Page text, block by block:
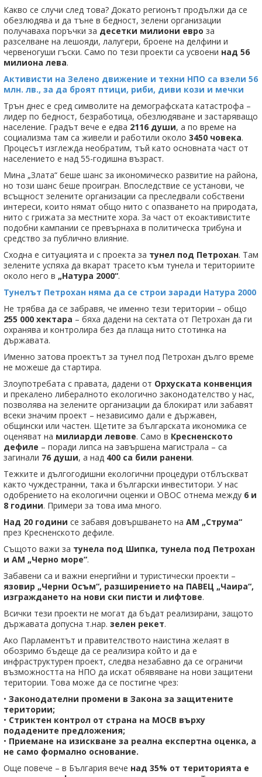
Какво се случи след това? Докато регионът продължи да се
обезлюдява и да тъне в бедност, зелени организации
получаваха поръчки за десетки милиони евро за
разселване на лешояди, лалугери, броене на делфини и
червеногуши гъски. Само по тези проекти са усвоени над 56
милиона лева.
Активисти на Зелено движение и техни НПО са взели 56
млн. лв., за да броят птици, риби, диви кози и мечки
Трън днес е сред символите на демографската катастрофа –
лидер по бедност, безработица, обезлюдяване и застаряващо
население. Градът вече е едва 2116 души, а по време на
социализма там са живели и работили около 3450 човека.
Процесът изглежда необратим, тъй като основната част от
населението е над 55-годишна възраст.
Мина „Злата“ беше шанс за икономическо развитие на района,
но този шанс беше проигран. Впоследствие се установи, че
всъщност зелените организации са преследвали собствени
интереси, които нямат общо нито с опазването на природата,
нито с грижата за местните хора. За част от екоактивистите
подобни кампании се превърнаха в политическа трибуна и
средство за публично влияние.
Сходна е ситуацията и с проекта за тунел под Петрохан. Там
зелените успяха да вкарат трасето към тунела и териториите
около него в „Натура 2000“.
Tунелът Петрохан няма да се строи заради Натура 2000
Не трябва да се забравя, че именно тези територии – общо
255 000 хектара – бяха дадени на сектата от Петрохан да ги
охранява и контролира без да плаща нито стотинка на
държавата.
Именно затова проектът за тунел под Петрохан дълго време
не можеше да стартира.
Злоупотребата с правата, дадени от Орхуската конвенция
и прекалено либералното екологично законодателство у нас,
позволява на зелените организации да блокират или забавят
всеки значим проект – независимо дали е държавен,
общински или частен. Щетите за българската икономика се
оценяват на милиарди левове. Само в Кресненското
дефиле – поради липса на завършена магистрала – са
загинали 76 души, а над 400 са били ранени.
Тежките и дългогодишни екологични процедури отблъскват
както чуждестранни, така и български инвеститори. У нас
одобрението на екологични оценки и ОВОС отнема между 6 и
8 години. Примери за това има много.
Над 20 години се забавя довършването на АМ „Струма“
през Кресненското дефиле.
Същото важи за тунела под Шипка, тунела под Петрохан
и АМ „Черно море“.
Забавени са и важни енергийни и туристически проекти –
язовир „Черни Осъм“, разширението на ПАВЕЦ „Чаира“,
изграждането на нови ски писти и лифтове.
Всички тези проекти не могат да бъдат реализирани, защото
държавата допусна т.нар. зелен рекет.
Ако Парламентът и правителството наистина желаят в
обозримо бъдеще да се реализира който и да е
инфраструктурен проект, следва незабавно да се ограничи
възможността на НПО да искат обявяване на нови защитени
територии. Това може да се постигне чрез:
• Законодателни промени в Закона за защитените
територии;
• Стриктен контрол от страна на МОСВ върху
подадените предложения;
• Приемане на изискване за реална експертна оценка, а
не само формално основание.
Още повече – в България вече над 35% от територията е